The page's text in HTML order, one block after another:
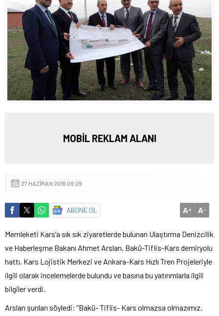
MOBİL REKLAM ALANI
27 HAZIRAN 2016 09:29
ABONE OL A+ A-
Memleketi Kars’a sık sık ziyaretlerde bulunan Ulaştırma Denizcilik
ve Haberleşme Bakanı Ahmet Arslan, Bakü-Tiflis-Kars demiryolu
hattı, Kars Lojistik Merkezi ve Ankara-Kars Hızlı Tren Projeleriyle
ilgili olarak incelemelerde bulundu ve basına bu yatırımlarla ilgili
bilgiler verdi.
Arslan şunları söyledi: “Bakü- Tiflis- Kars olmazsa olmazımız.